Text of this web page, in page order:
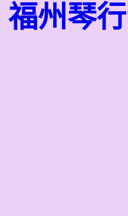
福州琴